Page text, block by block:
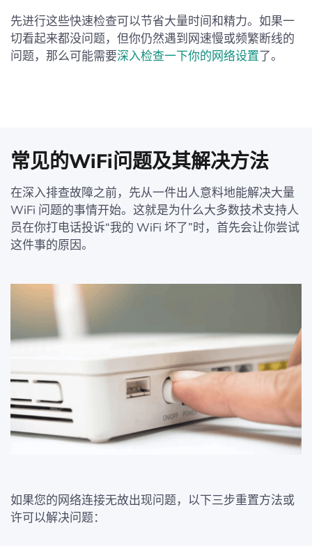
先进行这些快速检查可以节省大量时间和精力。如果一
切看起来都没问题，但你仍然遇到网速慢或频繁断线的
问题，那么可能需要深入检查一下你的网络设置了。
常见的WiFi问题及其解决方法
在深入排查故障之前，先从一件出人意料地能解决大量
WiFi 问题的事情开始。这就是为什么大多数技术支持人
员在你打电话投诉“我的 WiFi 坏了”时，首先会让你尝试
这件事的原因。
如果您的网络连接无故出现问题，以下三步重置方法或
许可以解决问题：